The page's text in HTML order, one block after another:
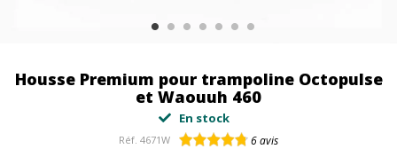
Housse Premium pour trampoline Octopulse
et Waouuh 460
En stock
Réf. 4671W 6avis